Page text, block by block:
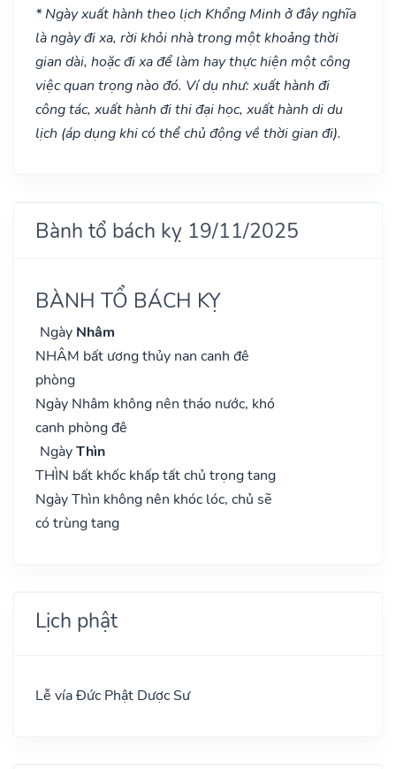
* Ngày xuất hành theo lịch Khổng Minh ở đây nghĩa
là ngày đi xa, rời khỏi nhà trong một khoảng thời
gian dài, hoặc đi xa để làm hay thực hiện một công
việc quan trọng nào đó. Ví dụ như: xuất hành đi
công tác, xuất hành đi thi đại học, xuất hành di du
lịch (áp dụng khi có thể chủ động về thời gian đi).
Bành tổ bách kỵ 19/11/2025
BÀNH TỔ BÁCH KỴ
Ngày Nhâm
NHÂM bất ương thủy nan canh đê
phòng
Ngày Nhâm không nên tháo nước, khó
canh phòng đê
NgàyThìn
THÌN bất khốc khấp tất chủ trọng tang
Ngày Thìn không nên khóc lóc, chủ sẽ
có trùng tang
Lịch phật
Lễ vía Đức Phật Dược Sư